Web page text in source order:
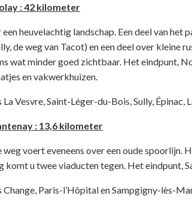
: 42 kilometer
heuvelachtig landschap. Een deel van
de weg van Tacot) en een deel over
wat minder goed zichtbaar. Het eindpunt,
en vakwerkhuizen.
Vesvre, Saint-Léger-du-Bois, Sully, Épinac,
: 13,6 kilometer
weg voert eveneens over een oude
komt u twee viaducten tegen. Het eindpunt,
Change, Paris-l’Hôpital en Sampgigny-lès-